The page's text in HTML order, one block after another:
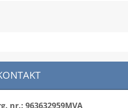
nr.: 963632959MVA